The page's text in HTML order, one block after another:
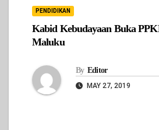
PENDIDIKAN
Kabid Kebudayaan Buka
Maluku
By Editor
MAY 27, 2019